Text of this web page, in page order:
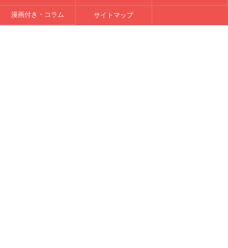
漫画付き・コラム サイトマップ